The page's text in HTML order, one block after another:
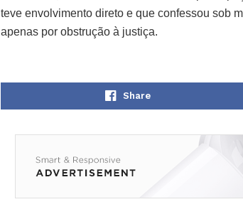
teve envolvimento direto e que confessou sob
apenas por obstrução à justiça.
Share